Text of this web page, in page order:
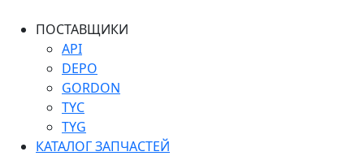
ПОСТАВЩИКИ
API
DEPO
GORDON
TYC
TYG
КАТАЛОГ ЗАПЧАСТЕЙ